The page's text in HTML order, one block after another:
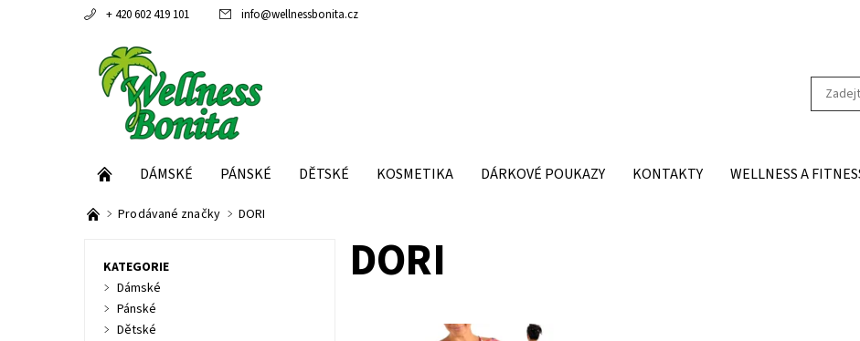
+ 420 602 419 101 info@wellnessbonita.cz
DÁMSKÉ PÁNSKÉ DĚTSKÉ KOSMETIKA DÁRKOVÉ POUKAZY KONTAKTY WELLNESS A
Prodávané značky DORI
DORI
KATEGORIE
Dámské
Pánské
Dětské